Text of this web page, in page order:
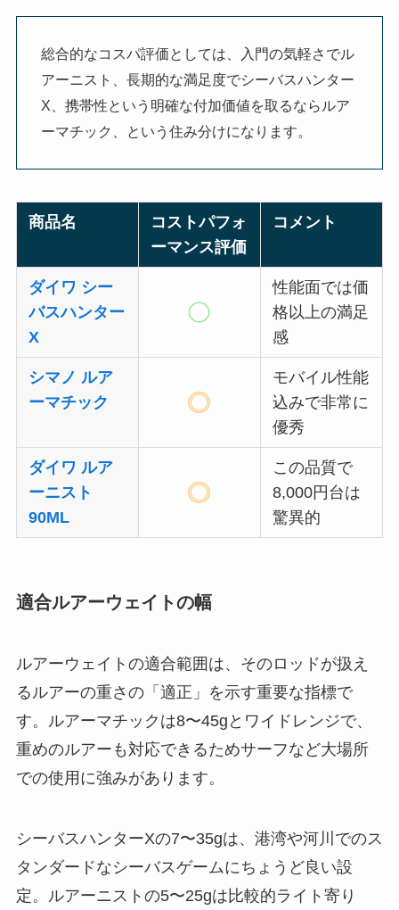
総合的なコスパ評価としては、入門の気軽さでル
アーニスト、長期的な満足度でシーバスハンター
X、携帯性という明確な付加価値を取るならルア
ーマチック、という住み分けになります。
商品名
コストパフォ
ーマンス評価
コメント
ダイワ シー
バスハンター
X
性能面では価
格以上の満足
感
シマノ ルア
ーマチック
モバイル性能
込みで非常に
優秀
ダイワ ルア
ーニスト
90ML
この品質で
8,000円台は
驚異的
適合ルアーウェイトの幅
ルアーウェイトの適合範囲は、そのロッドが扱え
るルアーの重さの「適正」を示す重要な指標で
す。ルアーマチックは8〜45gとワイドレンジで、
重めのルアーも対応できるためサーフなど大場所
での使用に強みがあります。
シーバスハンターXの7〜35gは、港湾や河川でのス
タンダードなシーバスゲームにちょうど良い設
定。ルアーニストの5〜25gは比較的ライト寄り